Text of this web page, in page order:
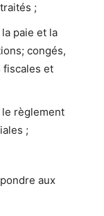
;
paie et la
congés,
fiscales et
règlement
;
aux